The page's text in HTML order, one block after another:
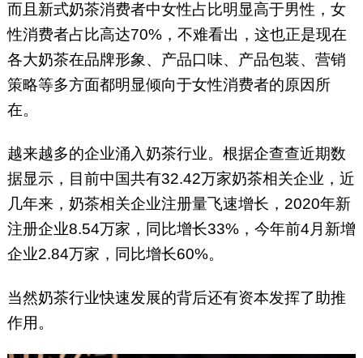
而且新式奶茶消费者中女性占比明显高于男性，女
性消费者占比高达70%，不难看出，这也正是现在
各大奶茶在品牌形象、产品口味、产品包装、营销
策略等多方面都明显倾向于女性消费者的原因所
在。
越来越多的企业涌入奶茶行业。根据企查查近期数
据显示，目前中国共有32.42万家奶茶相关企业，近
几年来，奶茶相关企业注册量飞速增长，2020年新
注册企业8.54万家，同比增长33%，今年前4月新增
企业2.84万家，同比增长60%。
当然奶茶行业快速发展的背后还有资本发挥了助推
作用。